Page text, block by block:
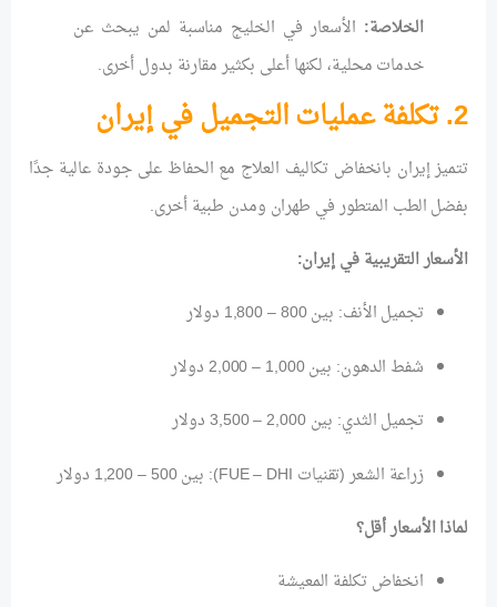
الخلاصة: الأسعار في الخليج مناسبة لمن يبحث عن
خدمات محلية، لكنها أعلى بكثير مقارنة بدول أخرى.
2. تكلفة عمليات التجميل في إيران
تتميز إيران بانخفاض تكاليف العلاج مع الحفاظ على جودة عالية جدًا
بفضل الطب المتطور في طهران ومدن طبية أخرى.
الأسعار التقريبية في إيران:
تجميل الأنف: بين 800 – 1,800 دولار
شفط الدهون: بين 1,000 – 2,000 دولار
تجميل الثدي: بين 2,000 – 3,500 دولار
زراعة الشعر (تقنيات FUE – DHI): بين 500 – 1,200 دولار
لماذا الأسعار أقل؟
انخفاض تكلفة المعيشة